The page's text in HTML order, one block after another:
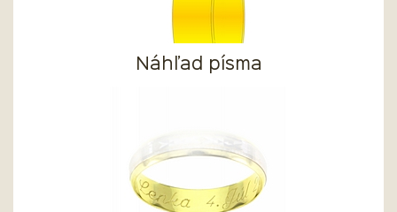
Náhľad písma